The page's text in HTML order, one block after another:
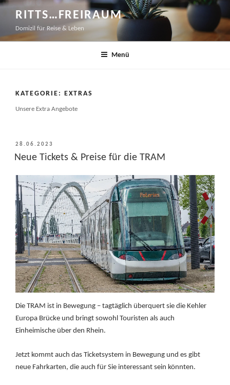
Zum
Inhalt
springen
RITTS…FREIRAUM
Domizil für Reise & Leben
Menü
KATEGORIE: EXTRAS
Unsere Extra Angebote
VERÖFFENTLICHT
AM
28.06.2023
Neue Tickets & Preise für die TRAM
Die TRAM ist in Bewegung – tagtäglich überquert sie die Kehler
Europa Brücke und bringt sowohl Touristen als auch
Einheimische über den Rhein.
Jetzt kommt auch das Ticketsystem in Bewegung und es gibt
neue Fahrkarten, die auch für Sie interessant sein könnten.